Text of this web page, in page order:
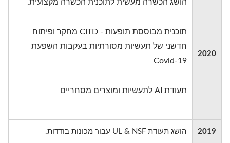
2020
הושג הכשרה מעשית לתוכנית הכשרה מקצועית.
תוכנית מבוססת תופעות - CITD מחקר ופיתוח
חדשני של תעשיות מסורתיות בעקבות השפעת
Covid-19
תעודת AI לתעשיות ומוצרים מסחריים
2019 הושג תעודת UL & NSF עבור מכונות בודדות.